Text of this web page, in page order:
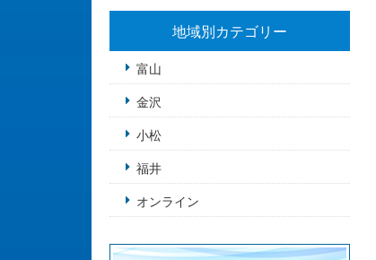
地域別カテゴリー
富山
金沢
小松
福井
オンライン